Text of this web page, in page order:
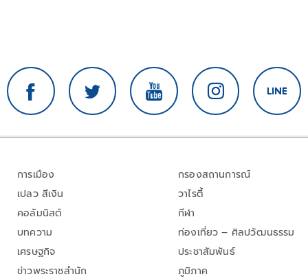
การเมือง
เปลว สีเงิน
คอลัมนิสต์
บทความ
เศรษฐกิจ
ข่าวพระราชสำนัก
กรองสถานการณ์
วาไรตี้
กีฬา
ท่องเที่ยว – ศิลปวัฒนธรรม
ประชาสัมพันธ์
ภูมิภาค